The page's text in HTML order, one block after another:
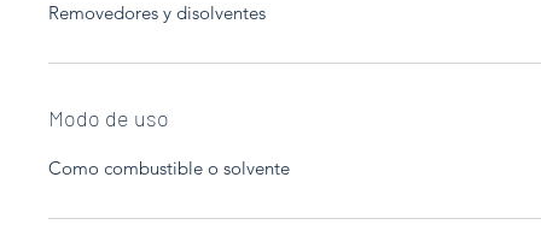
Removedores y disolventes
Modo de uso
Como combustible o solvente